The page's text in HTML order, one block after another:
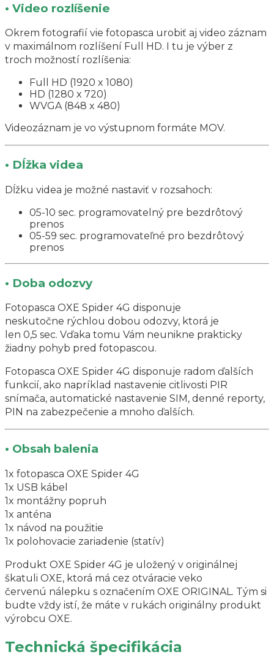
• Video rozlíšenie
Okrem fotografií vie fotopasca urobiť aj video záznam
v maximálnom rozlíšení Full HD. I tu je výber z
troch možností rozlíšenia:
Full HD (1920 x 1080)
HD (1280 x 720)
WVGA (848 x 480)
Videozáznam je vo výstupnom formáte MOV.
• Dĺžka videa
Dĺžku videa je možné nastaviť v rozsahoch:
05-10 sec. programovatelný pre bezdrôtový
prenos
05-59 sec. programovateľné pro bezdrôtový
prenos
• Doba odozvy
Fotopasca OXE Spider 4G disponuje
neskutočne rýchlou dobou odozvy, ktorá je
len 0,5 sec. Vďaka tomu Vám neunikne prakticky
žiadny pohyb pred fotopascou.
Fotopasca OXE Spider 4G disponuje radom ďalších
funkcií, ako napríklad nastavenie citlivosti PIR
snímača, automatické nastavenie SIM, denné reporty,
PIN na zabezpečenie a mnoho ďalších.
• Obsah balenia
1x fotopasca OXE Spider 4G
1x USB kábel
1x montážny popruh
1x anténa
1x návod na použitie
1x polohovacie zariadenie (statív)
Produkt OXE Spider 4G je uložený v originálnej
škatuli OXE, ktorá má cez otváracie veko
červenú nálepku s označením OXE ORIGINAL. Tým si
budte vždy istí, že máte v rukách originálny produkt
výrobcu OXE.
Technická špecifikácia